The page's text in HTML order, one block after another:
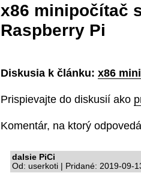
x86 minipočítač
Raspberry Pi
Diskusia k článku: x86
Prispievajte do diskusií ako
Komentár, na ktorý
dalsie PiCi
Od: userkoti | Pridané: 2019-09-